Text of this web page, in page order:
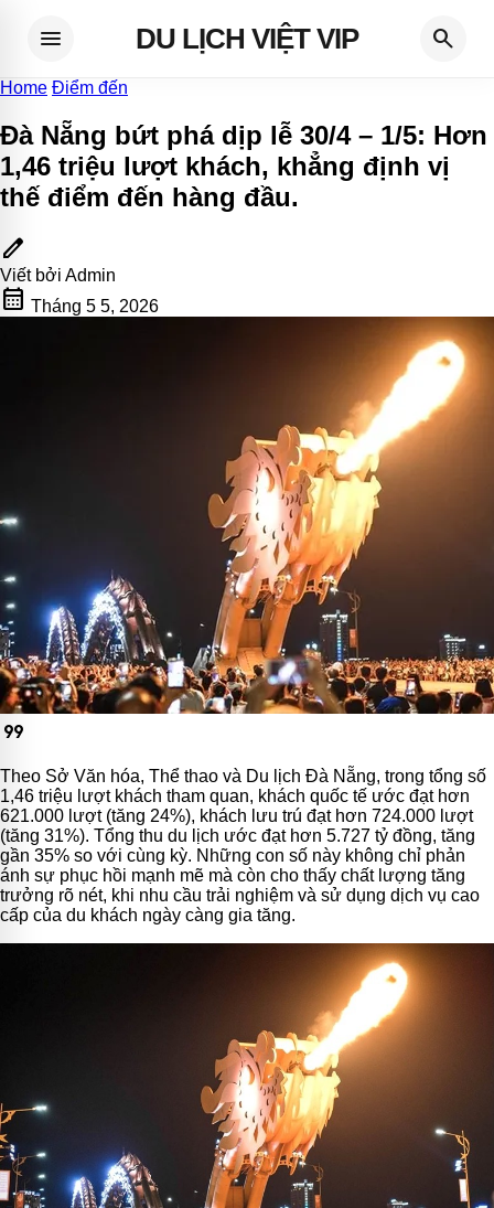
menu DU LỊCH VIỆT VIP search
Home Điểm đến
Đà Nẵng bứt phá dịp lễ 30/4 – 1/5: Hơn
1,46 triệu lượt khách, khẳng định vị
thế điểm đến hàng đầu.
edit
Viết bởi Admin
calendar_month Tháng 5 5, 2026
format_quote
Theo Sở Văn hóa, Thể thao và Du lịch Đà Nẵng, trong tổng số
1,46 triệu lượt khách tham quan, khách quốc tế ước đạt hơn
621.000 lượt (tăng 24%), khách lưu trú đạt hơn 724.000 lượt
(tăng 31%). Tổng thu du lịch ước đạt hơn 5.727 tỷ đồng, tăng
gần 35% so với cùng kỳ. Những con số này không chỉ phản
ánh sự phục hồi mạnh mẽ mà còn cho thấy chất lượng tăng
trưởng rõ nét, khi nhu cầu trải nghiệm và sử dụng dịch vụ cao
cấp của du khách ngày càng gia tăng.